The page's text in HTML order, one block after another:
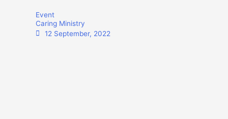
Event
Caring Ministry
12 September, 2022